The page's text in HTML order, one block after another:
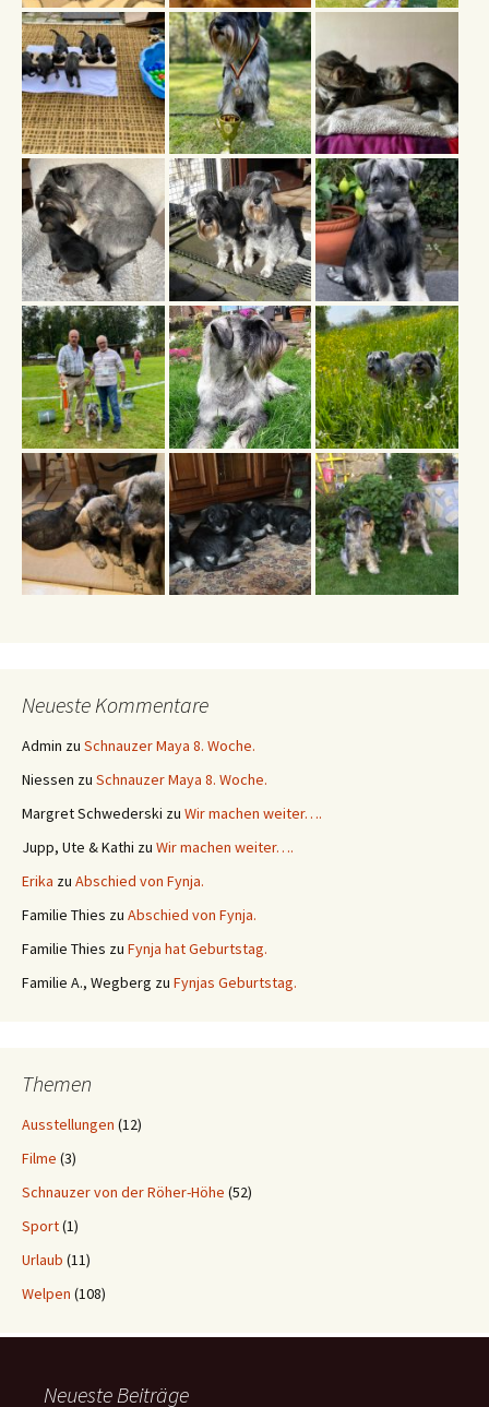
Neueste Kommentare
Admin zu Schnauzer Maya 8. Woche.
Niessen zu Schnauzer Maya 8. Woche.
Margret Schwederski zu Wir machen weiter….
Jupp, Ute & Kathi zu Wir machen weiter….
Erika zu Abschied von Fynja.
Familie Thies zu Abschied von Fynja.
Familie Thies zu Fynja hat Geburtstag.
Familie A., Wegberg zu Fynjas Geburtstag.
Themen
Ausstellungen (12)
Filme (3)
Schnauzer von der Röher-Höhe (52)
Sport(1)
Urlaub (11)
Welpen (108)
Neueste Beiträge